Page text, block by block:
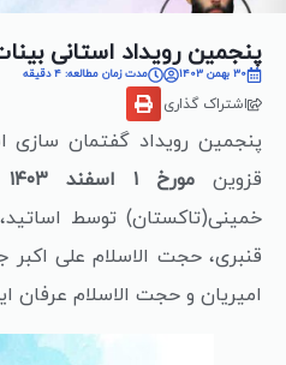
پنجمین رویداد استانی
30 بهمن 1403 مدت زمان مطالعه: 4 دقیقه
اشتراک گذاری
پنجمین رویداد گفتمان سازی
قزوینمورخ ۱ اسفند ۱۴۰۳
در
خمینی(تاکستان) توسط
قنبری، حجت الاسلام علی اکبر
امیریان و حجت الاسلام عرفان